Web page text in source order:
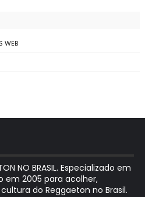
WEB
NO BRASIL. Especializado em
em 2005 para acolher,
do Reggaeton no Brasil.